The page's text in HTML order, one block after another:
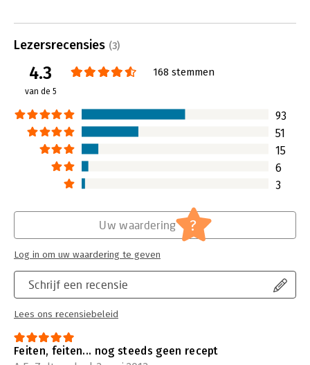
op de bron van het begrip Flywheel
introduceerde dit begrip al in 2001 in
dit boek Good to Great.
Lezersrecensies (3)
4.3
van de 5
168 stemmen
93
51
15
6
3
Schrijf een recensie
Lees ons recensiebeleid
Uw waardering ?
Log in om uw waardering te geven
Feiten, feiten... nog steeds geen recept